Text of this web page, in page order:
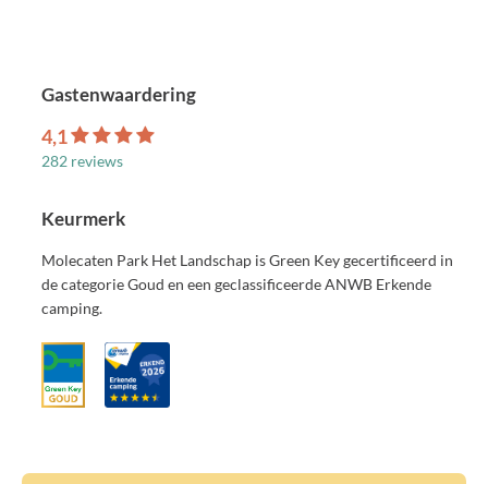
Gastenwaardering
4,1
282 reviews
Keurmerk
Molecaten Park Het Landschap is Green Key gecertificeerd in
de categorie Goud en een geclassificeerde ANWB Erkende
camping.